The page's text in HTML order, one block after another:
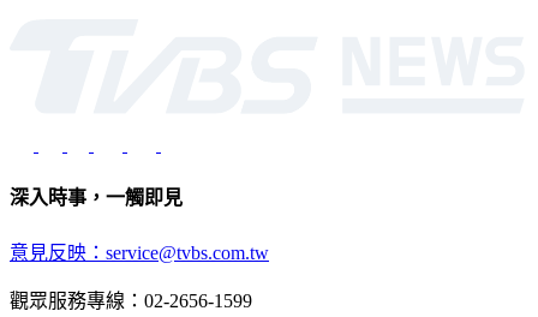
深入時事，一觸即見
意見反映：service@tvbs.com.tw
觀眾服務專線：02-2656-1599